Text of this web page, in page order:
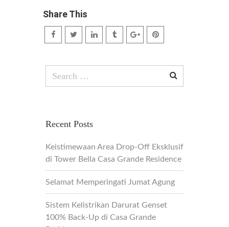
Share This
Recent Posts
Keistimewaan Area Drop-Off Eksklusif
di Tower Bella Casa Grande Residence
Selamat Memperingati Jumat Agung
Sistem Kelistrikan Darurat Genset
100% Back-Up di Casa Grande